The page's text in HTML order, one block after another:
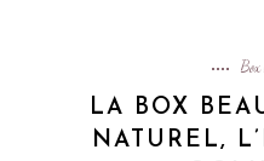
LA BOX
NATUREL,